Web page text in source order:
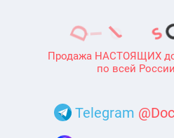
Продажа НАСТОЯЩИХ
по всей России
Telegram